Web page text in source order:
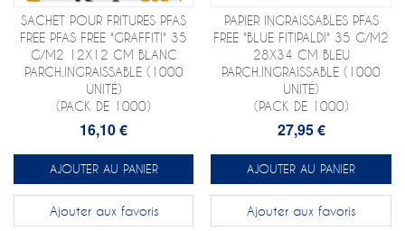
SACHET POUR FRITURES PFAS
FREE PFAS FREE "GRAFFITI" 35
G/M2 12X12 CM BLANC
PARCH.INGRAISSABLE (1000
UNITÉ)
(PACK DE 1000)
16,10 €
AJOUTER AU PANIER
Ajouter aux favoris
PAPIER INGRAISSABLES PFAS
FREE "BLUE FITIPALDI" 35 G/M2
28X34 CM BLEU
PARCH.INGRAISSABLE (1000
UNITÉ)
(PACK DE 1000)
27,95 €
AJOUTER AU PANIER
Ajouter aux favoris